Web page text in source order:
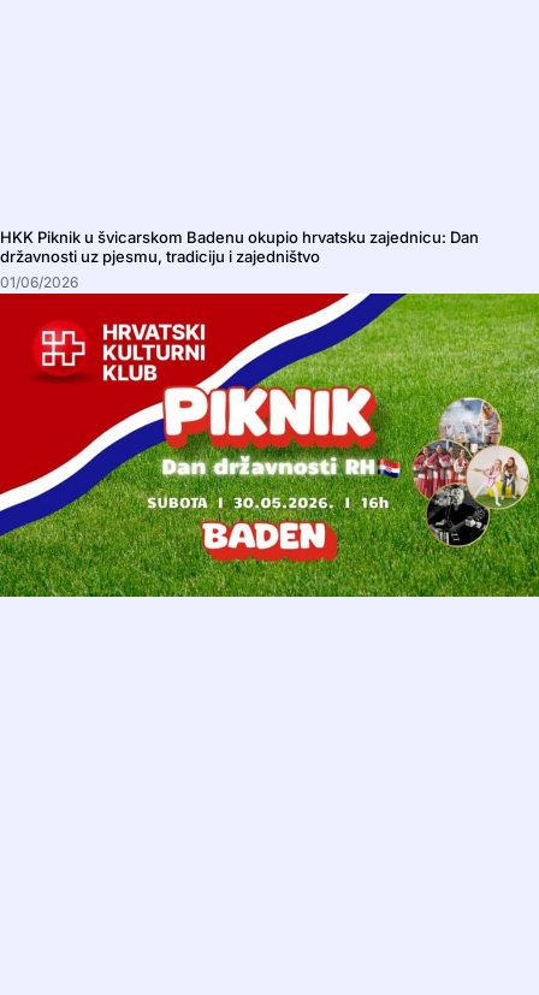
HKK Piknik u švicarskom Badenu okupio hrvatsku zajednicu: Dan
državnosti uz pjesmu, tradiciju i zajedništvo
01/06/2026